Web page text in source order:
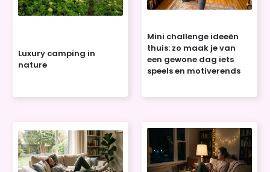
Luxury camping in
nature
Mini challenge ideeën
thuis: zo maak je van
een gewone dag iets
speels en motiverends